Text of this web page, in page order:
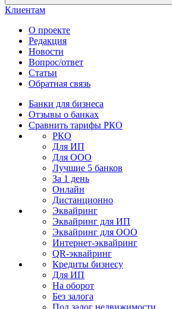
Клиентам
О проекте
Редакция
Новости
Вопрос/ответ
Статьи
Обратная связь
Банки для бизнеса
Отзывы о банках
Сравнить тарифы РКО
РКО
Для ИП
Для ООО
Лучшие 5 банков
За 1 день
Онлайн
Дистанционно
Эквайринг
Эквайринг для ИП
Эквайринг для ООО
Интернет-эквайринг
QR-эквайринг
Кредиты бизнесу
Для ИП
На оборот
Без залога
Под залог недвижимости